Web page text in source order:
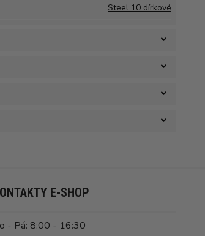
Steel 10 dírkové
E-SHOP
- Pá: 8:00 - 16:30